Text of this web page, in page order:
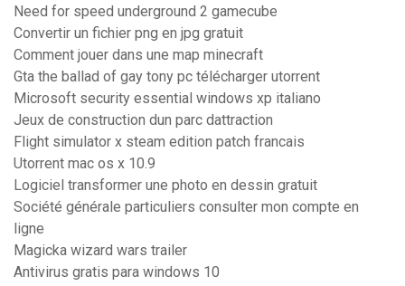
Need for speed underground 2 gamecube
Convertir un fichier png en jpg gratuit
Comment jouer dans une map minecraft
Gta the ballad of gay tony pc télécharger utorrent
Microsoft security essential windows xp italiano
Jeux de construction dun parc dattraction
Flight simulator x steam edition patch francais
Utorrent mac os x 10.9
Logiciel transformer une photo en dessin gratuit
Société générale particuliers consulter mon compte en
ligne
Magicka wizard wars trailer
Antivirus gratis para windows 10